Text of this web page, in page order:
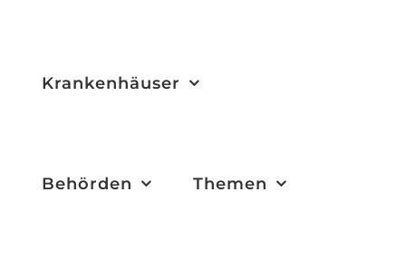
Krankenhäuser
Behörden Themen